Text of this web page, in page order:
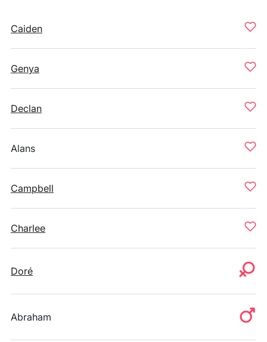
Caiden
Genya
Declan
Alans
Campbell
Charlee
Doré
Abraham